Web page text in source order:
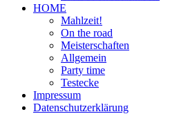
HOME
Mahlzeit!
On the road
Meisterschaften
Allgemein
Party time
Testecke
Impressum
Datenschutzerklärung